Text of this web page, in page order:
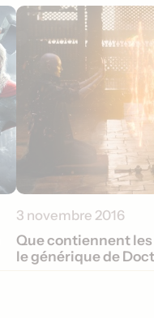
3 novembre 2016
Que contiennent
le générique de